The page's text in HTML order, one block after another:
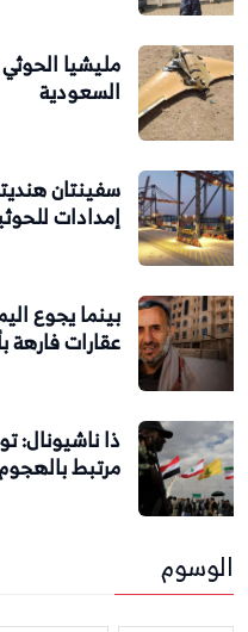
مليشيا
السعودية
سفينتان
إمدادات
بينما يجوع
عقارات فارهة
ذا ناشيونال:
مرتبط
الوسوم